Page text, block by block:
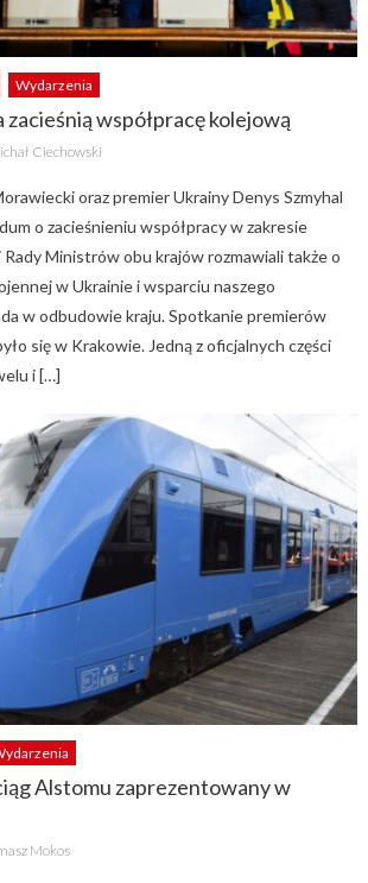
Wydarzenia
zacieśnią współpracę kolejową
Ciechowski
oraz premier Ukrainy Denys Szmyhal
o zacieśnieniu współpracy w zakresie
Ministrów obu krajów rozmawiali także o
w Ukrainie i wsparciu naszego
w odbudowie kraju. Spotkanie premierów
się w Krakowie. Jedną z oficjalnych części
i […]
Alstomu zaprezentowany w
Mokos